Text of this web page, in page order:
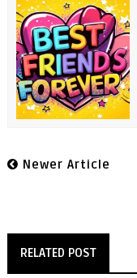
Newer Article
RELATED POST